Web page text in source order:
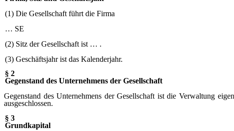
(1) Die Gesellschaft führt die Firma
… SE
(2) Sitz der Gesellschaft ist … .
(3) Geschäftsjahr ist das Kalenderjahr.
§ 2
Gegenstand des Unternehmens der Gesellschaft
Gegenstand des Unternehmens der Gesellschaft ist die Verwaltung
ausgeschlossen.
§ 3
Grundkapital